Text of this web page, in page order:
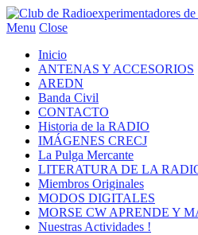
Menu Close
Inicio
ANTENAS Y ACCESORIOS
AREDN
Banda Civil
CONTACTO
Historia de la RADIO
IMÁGENES CRECJ
La Pulga Mercante
LITERATURA DE LA
Miembros Originales
MODOS DIGITALES
MORSE CW APRENDE Y
Nuestras Actividades !